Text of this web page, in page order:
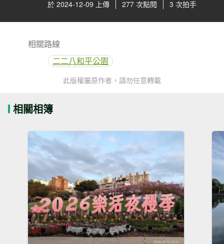
於 2024-12-09 上傳 277 次點閱 3 次拍手
相關路線
二二八和平公園
此版權屬原作者，請勿任意轉載
相關相簿